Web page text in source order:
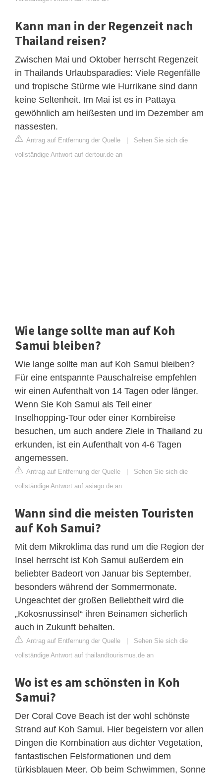
Kann man in der Regenzeit nach
Thailand reisen?
Zwischen Mai und Oktober herrscht Regenzeit
in Thailands Urlaubsparadies: Viele Regenfälle
und tropische Stürme wie Hurrikane sind dann
keine Seltenheit. Im Mai ist es in Pattaya
gewöhnlich am heißesten und im Dezember am
nassesten.
Antrag auf Entfernung der Quelle | Sehen Sie sich die
vollständige Antwort auf dertour.de an
Wie lange sollte man auf Koh
Samui bleiben?
Wie lange sollte man auf Koh Samui bleiben?
Für eine entspannte Pauschalreise empfehlen
wir einen Aufenthalt von 14 Tagen oder länger.
Wenn Sie Koh Samui als Teil einer
Inselhopping-Tour oder einer Kombireise
besuchen, um auch andere Ziele in Thailand zu
erkunden, ist ein Aufenthalt von 4-6 Tagen
angemessen.
Antrag auf Entfernung der Quelle | Sehen Sie sich die
vollständige Antwort auf asiago.de an
Wann sind die meisten Touristen
auf Koh Samui?
Mit dem Mikroklima das rund um die Region der
Insel herrscht ist Koh Samui außerdem ein
beliebter Badeort von Januar bis September,
besonders während der Sommermonate.
Ungeachtet der großen Beliebtheit wird die
„Kokosnussinsel“ ihren Beinamen sicherlich
auch in Zukunft behalten.
Antrag auf Entfernung der Quelle | Sehen Sie sich die
vollständige Antwort auf thailandtourismus.de an
Wo ist es am schönsten in Koh
Samui?
Der Coral Cove Beach ist der wohl schönste
Strand auf Koh Samui. Hier begeistern vor allen
Dingen die Kombination aus dichter Vegetation,
fantastischen Felsformationen und dem
türkisblauen Meer. Ob beim Schwimmen, Sonne